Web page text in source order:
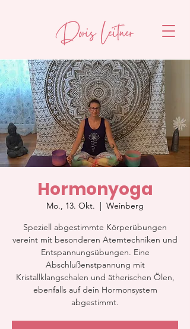
Hormonyoga
Mo., 13. Okt.
  |
Weinberg
Speziell abgestimmte Körperübungen
vereint mit besonderen Atemtechniken und
Entspannungsübungen. Eine
Abschlußenstpannung mit
Kristallklangschalen und ätherischen Ölen,
ebenfalls auf dein Hormonsystem
abgestimmt.